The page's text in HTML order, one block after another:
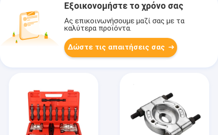
Εξοικονομήστε το χρόνο σας
Ας επικοινωνήσουμε μαζί σας με τα
καλύτερα προϊόντα.
Δώστε τις απαιτήσεις σας